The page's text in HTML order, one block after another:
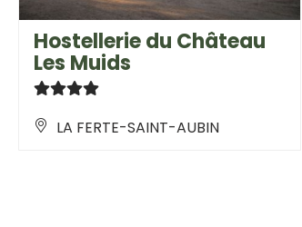
Hostellerie du Château
Les Muids
LA FERTE-SAINT-AUBIN